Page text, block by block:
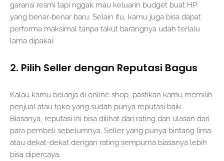
garansi resmi tapi nggak mau keluarin budget buat HP
yang benar-benar baru. Selain itu, kamu juga bisa dapat
performa maksimal tanpa takut barangnya udah terlalu
lama dipakai.
2. Pilih Seller dengan Reputasi Bagus
Kalau kamu belanja di online shop, pastikan kamu memilih
penjual atau toko yang sudah punya reputasi baik.
Biasanya, reputasi ini bisa dilihat dari rating dan ulasan dari
para pembeli sebelumnya. Seller yang punya bintang lima
atau dekat-dekat dengan rating sempurna biasanya lebih
bisa dipercaya.